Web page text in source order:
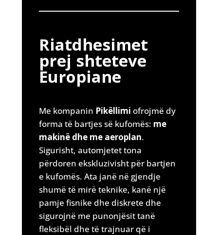
Riatdhesimet
prej shteteve
Europiane
Me kompanin Pikëllimi ofrojmë dy
forma të bartjes së kufomës: me
makinë dhe me aeroplan.
Sigurisht, automjetet tona
përdoren ekskluzivisht për bartjen
e kufomës. Ata janë në gjendje
shumë të mirë teknike, kanë një
pamje fisnike dhe diskrete dhe
sigurojnë me punonjësit tanë
fleksibël dhe të trajnuar që i